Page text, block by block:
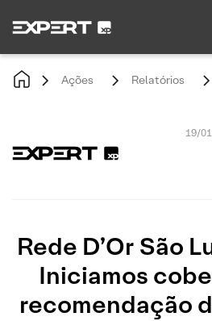
Ações Relatórios
19/
Rede D’Or São
Iniciamos
recomendação